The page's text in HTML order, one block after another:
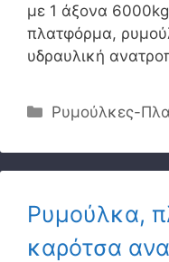
με 1 άξονα
πλατφόρμα,
υδραυλική
Κατηγορίες
Ρυμούλκες-
Ρυμούλκα,
καρότσα